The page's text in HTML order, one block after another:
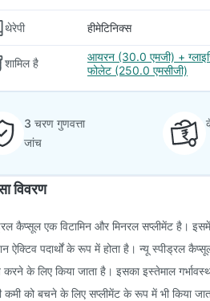
थेरेपी हीमेटिनिक्स
शामिल है
आयरन (30.0 एमजी) +
फोलेट (250.0 एमसीजी)
3 चरण गुणवत्ता
जांच
विवरण
कैप्सूल एक विटामिन और मिनरल सप्लीमेंट है।
ऐक्टिव पदार्थों के रूप में होता है। न्यू स्पीड्रल
के लिए किया जाता है। इसका इस्तेमाल
कमी को बचने के लिए सप्लीमेंट के रूप में भी किया